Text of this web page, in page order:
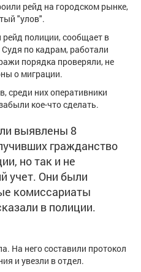
Компании
Погода
рейд на городском рынке,
"улов".
полиции, сообщает в
по кадрам, работали
порядка проверяли, не
о миграции.
среди них оперативники
кое-что сделать.
выявлены 8
гражданство
но так и не
учет. Они были
комиссариаты
в полиции.
На него составили протокол
и увезли в отдел.